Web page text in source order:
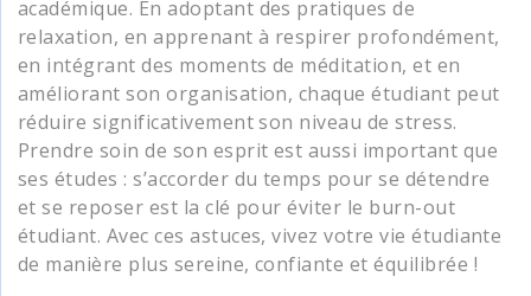
académique. En adoptant des pratiques de
relaxation, en apprenant à respirer profondément,
en intégrant des moments de méditation, et en
améliorant son organisation, chaque étudiant peut
réduire significativement son niveau de stress.
Prendre soin de son esprit est aussi important que
ses études : s’accorder du temps pour se détendre
et se reposer est la clé pour éviter le burn-out
étudiant. Avec ces astuces, vivez votre vie étudiante
de manière plus sereine, confiante et équilibrée !